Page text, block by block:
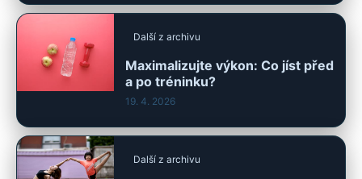
Další z archivu
Maximalizujte výkon: Co jíst před
a po tréninku?
19. 4. 2026
Další z archivu